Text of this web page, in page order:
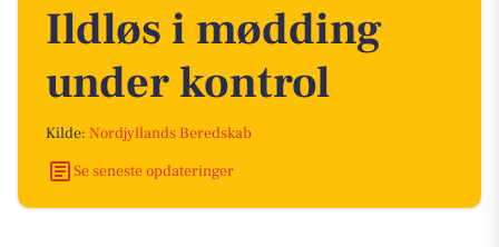
Ildløs i mødding
under kontrol
Kilde: Nordjyllands Beredskab
Se seneste opdateringer